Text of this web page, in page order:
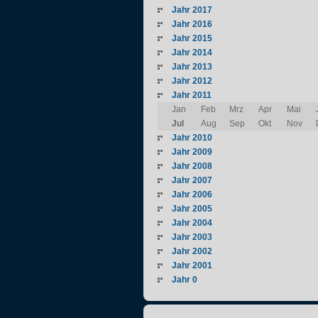
Jahr 2017
Jahr 2016
Jahr 2015
Jahr 2014
Jahr 2013
Jahr 2012
Jahr 2011
Jan
Feb Mrz Apr Mai
Jul
Aug Sep Okt Nov
Jahr 2010
Jahr 2009
Jahr 2008
Jahr 2007
Jahr 2006
Jahr 2005
Jahr 2004
Jahr 2003
Jahr 2002
Jahr 2001
Jahr 0